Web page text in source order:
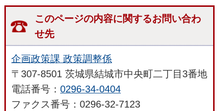
このページの内容に関するお問い合わ
せ先
企画政策課 政策調整係
〒307-8501 茨城県結城市中央町二丁目3番地
電話番号：0296-34-0404
ファクス番号：0296-32-7123